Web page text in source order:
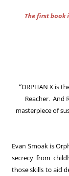
The first book
“ORPHAN X is
Reacher. And
masterpiece of
Evan Smoak is
secrecy from
those skills to aid